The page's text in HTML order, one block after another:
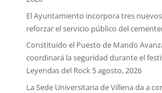
El Ayuntamiento incorpora tres
reforzar el servicio público del
Constituido el Puesto de Mando
coordinará la seguridad durante el
Leyendas del Rock 5 agosto, 2026
La Sede Universitaria de Villena da a